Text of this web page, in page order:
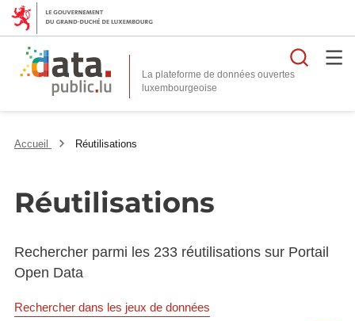
La plateforme de données ouvertes
Accueil Réutilisations
Réutilisations
Rechercher parmi les 233 réutilisations sur Portail
Open Data
Rechercher dans les jeux de données